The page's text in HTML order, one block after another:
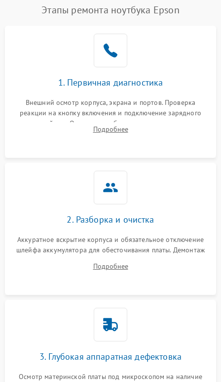
Этапы ремонта ноутбука Epson
1. Первичная диагностика
Внешний осмотр корпуса, экрана и портов. Проверка
реакции на кнопку включения и подключение зарядного
устройства. Оценка потребления тока с помощью
лабораторного блока питания для локализации проблемы.
Подробнее
2. Разборка и очистка
Аккуратное вскрытие корпуса и обязательное отключение
шлейфа аккумулятора для обесточивания платы. Демонтаж
высохшей термопасты с кристаллов чипов.
Подробнее
3. Глубокая аппаратная дефектовка
Осмотр материнской платы под микроскопом на наличие